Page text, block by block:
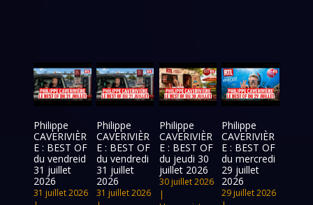
Philippe
CAVERIVIÈR
E : BEST OF
du vendreid
31 juillet
2026
31 juillet 2026
Philippe
CAVERIVIÈR
E : BEST OF
du vendredi
31 juillet
2026
31 juillet 2026
Philippe
CAVERIVIÈR
E : BEST OF
du jeudi 30
juillet 2026
30 juillet 2026
|
Philippe
CAVERIVIÈR
E : BEST OF
du mercredi
29 juillet
2026
29 juillet 2026